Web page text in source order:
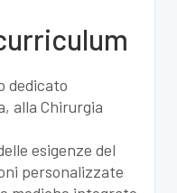
dedicato
alla Chirurgia
esigenze del
personalizzate